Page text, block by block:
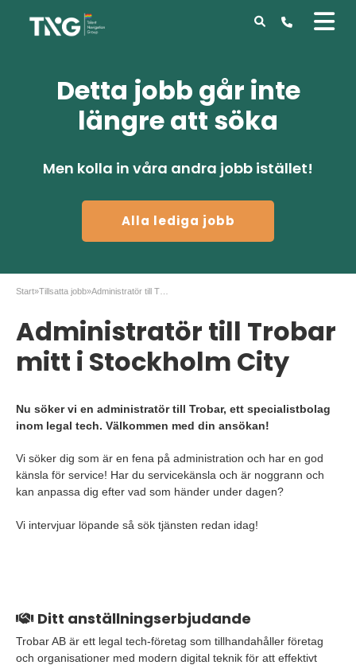
Detta jobb går inte
längre att söka
Men kolla in våra andra jobb istället!
Alla lediga jobb
Start»Tillsatta jobb»
Administratör till Trobar
mitt i Stockholm City
Nu söker vi en administratör till Trobar, ett specialistbolag
inom legal tech. Välkommen med din ansökan!
Vi söker dig som är en fena på administration och har en god
känsla för service! Har du servicekänsla och är noggrann och
kan anpassa dig efter vad som händer under dagen?
Vi intervjuar löpande så sök tjänsten redan idag!
Ditt anställningserbjudande
Trobar AB är ett legal tech-företag som tillhandahåller företag
och organisationer med modern digital teknik för att effektivt